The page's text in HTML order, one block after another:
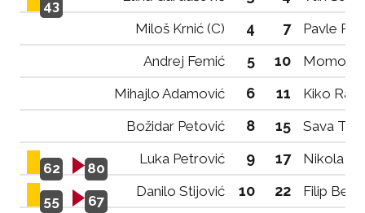
43
Miloš Krnić (C)
4 7
Pavle
Andrej Femić
5 10
Momo
Mihajlo Adamović
6 11
Kiko
Božidar Petović
8 15 Sava
62 80
Luka Petrović 9 17 Nikola
55 67
Danilo Stijović 10 22
Filip